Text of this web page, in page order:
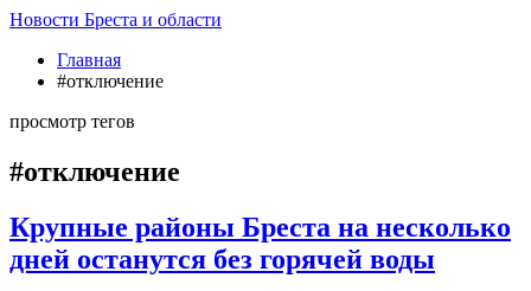
Новости Бреста и области
Главная
#отключение
просмотр тегов
#отключение
Крупные районы Бреста на несколько
дней останутся без горячей воды